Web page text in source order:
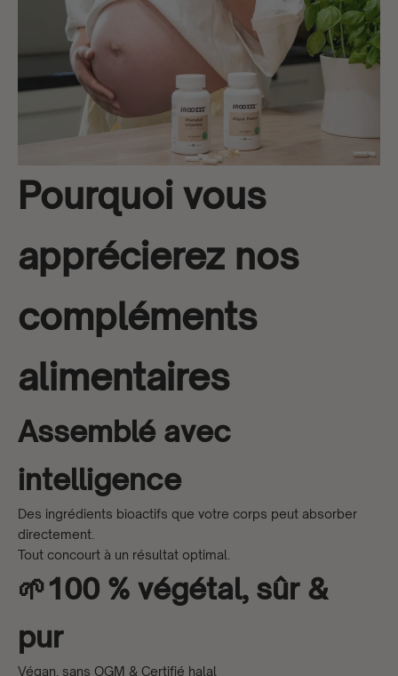
Pourquoi vous
apprécierez nos
compléments
alimentaires
Assemblé avec
intelligence
Des ingrédients bioactifs que votre corps peut absorber
directement.
Tout concourt à un résultat optimal.
🌱100 % végétal, sûr &
pur
Végan, sans OGM & Certifié halal